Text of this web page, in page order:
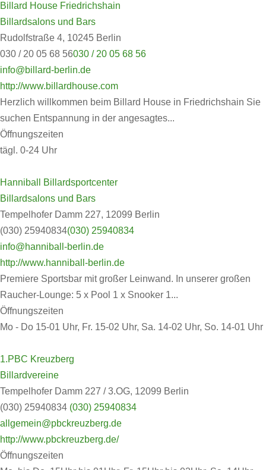
Billard House Friedrichshain
Billardsalons und Bars
Rudolfstraße 4, 10245 Berlin
030 / 20 05 68 56030 / 20 05 68 56
info@billard-berlin.de
http://www.billardhouse.com
Herzlich willkommen beim Billard House in Friedrichshain Sie
suchen Entspannung in der angesagtes...
Öffnungszeiten
tägl. 0-24 Uhr
Hanniball Billardsportcenter
Billardsalons und Bars
Tempelhofer Damm 227, 12099 Berlin
(030) 25940834(030) 25940834
info@hanniball-berlin.de
http://www.hanniball-berlin.de
Premiere Sportsbar mit großer Leinwand. In unserer großen
Raucher-Lounge: 5 x Pool 1 x Snooker 1...
Öffnungszeiten
Mo - Do 15-01 Uhr, Fr. 15-02 Uhr, Sa. 14-02 Uhr, So. 14-01 Uhr
1.PBC Kreuzberg
Billardvereine
Tempelhofer Damm 227 / 3.OG, 12099 Berlin
(030) 25940834 (030) 25940834
allgemein@pbckreuzberg.de
http://www.pbckreuzberg.de/
Öffnungszeiten